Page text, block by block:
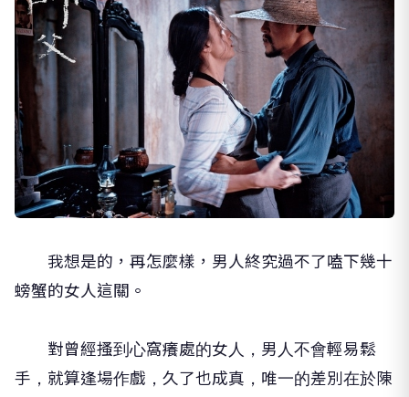
我想是的，再怎麼樣，男人終究過不了嗑下幾十
螃蟹的女人這關。
對曾經搔到心窩癢處的女人，男人不會輕易鬆
手，就算逢場作戲，久了也成真，唯一的差別在於陳